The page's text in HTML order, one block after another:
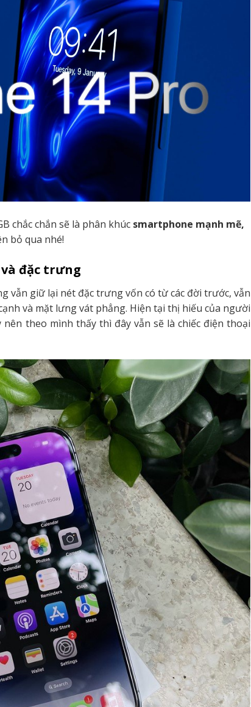
chắc chắn sẽ là phân khúc smartphone mạnh mẽ,
bỏ qua nhé!
đặc trưng
vẫn giữ lại nét đặc trưng vốn có từ các đời trước, vẫn
và mặt lưng vát phẳng. Hiện tại thị hiếu của người
theo mình thấy thì đây vẫn sẽ là chiếc điện thoại